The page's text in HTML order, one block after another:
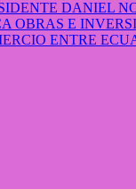
OBRAS E